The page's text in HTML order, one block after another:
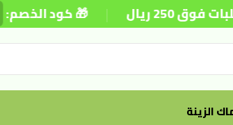
ريال | 🎁 كود الخصم:
الزينة